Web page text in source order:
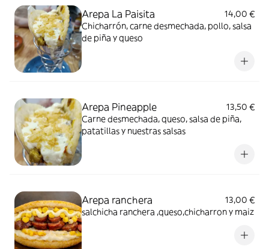
Arepa La Paisita
14,00 €
Chicharrón, carne desmechada, pollo, salsa
de piña y queso
Arepa Pineapple
13,50 €
Carne desmechada, queso, salsa de piña,
patatillas y nuestras salsas
Arepa ranchera
13,00 €
salchicha ranchera ,queso,chicharron y maiz